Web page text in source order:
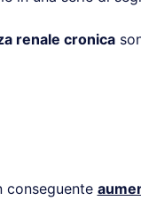
renale cronica